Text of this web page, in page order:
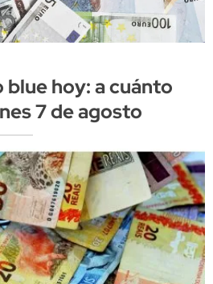
blue hoy: a cuánto
7 de agosto